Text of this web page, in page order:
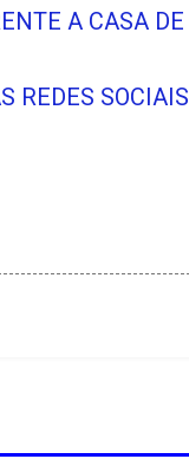
A CASA DE
REDES SOCIAIS